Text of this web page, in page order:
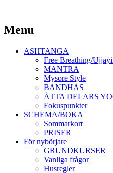
Ashtanga Yoga
Yoga Malmö
Menu
Skip
ASHTANGA
Free Breathing/
MANTRA
Mysore Style
BANDHAS
ÅTTA DELARS
Fokuspunkter
SCHEMA/BOKA
Sommarkort
PRISER
För nybörjare
GRUNDKURSER
Vanliga frågor
Husregler